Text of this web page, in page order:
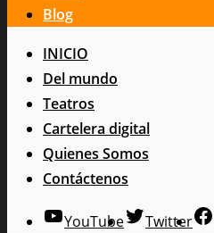
Blog
INICIO
Del mundo
Teatros
Cartelera digital
Quienes Somos
Contáctenos
YouTube Twitter